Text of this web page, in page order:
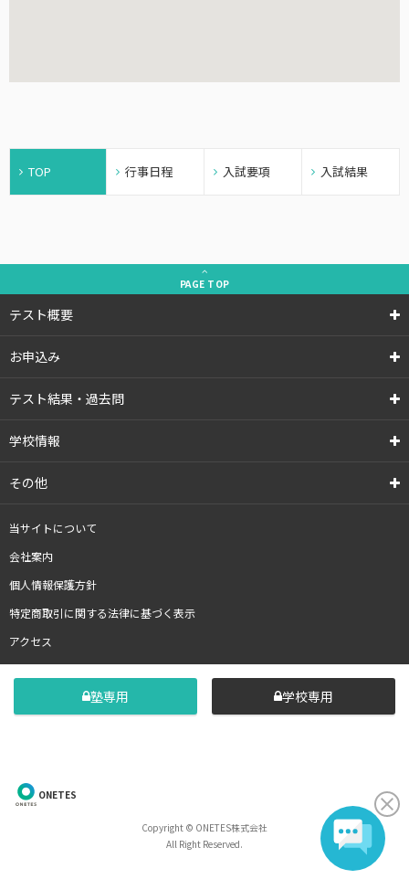
TOP 行事日程 入試要項 入試結果
PAGE TOP
テスト概要
お申込み
テスト結果・過去問
学校情報
その他
当サイトについて
会社案内
個人情報保護方針
特定商取引に関する法律に基づく表示
アクセス
塾専用 学校専用
ONETES
Copyright © ONETES株式会社
All Right Reserved.